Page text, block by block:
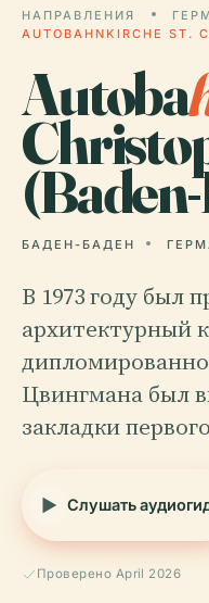
НАПРАВЛЕНИЯ
AUTOBAHNKIRCHE ST.
Autoba
БАДЕН-БАДЕН
В 1973 году был
архитектурный
Цвингмана был
закладки
Слушать
Проверено April 2026